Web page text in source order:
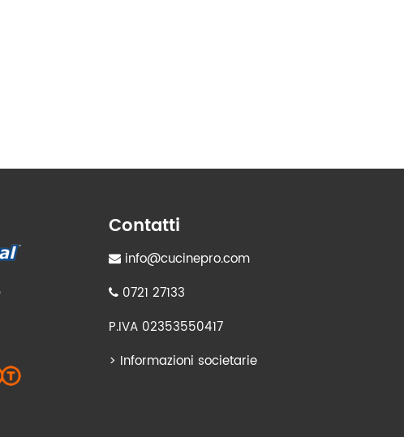
Contatti
info@cucinepro.com
0721 27133
P.IVA 02353550417
> Informazioni societarie